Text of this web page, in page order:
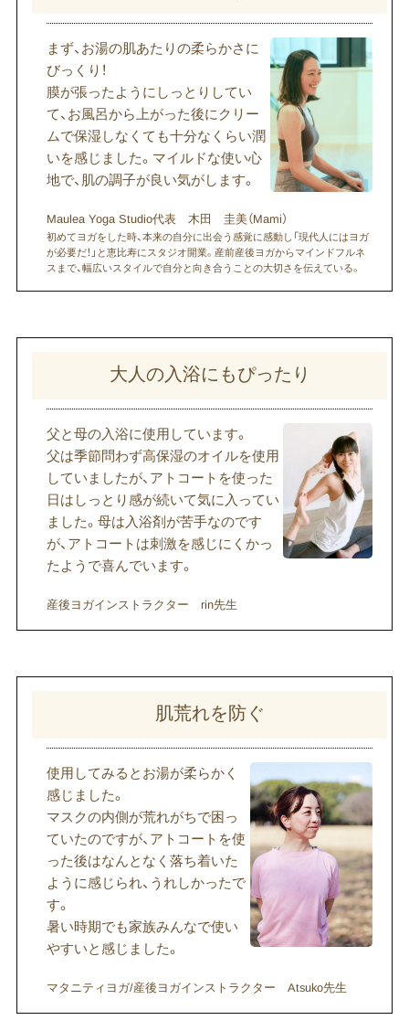
まず、お湯の肌あたりの柔らかさに
びっくり！
膜が張ったようにしっとりしてい
て、お風呂から上がった後にクリー
ムで保湿しなくても十分なくらい潤
いを感じました。マイルドな使い心
地で、肌の調子が良い気がします。
Maulea Yoga Studio代表 木田 圭美（Mami）
初めてヨガをした時、本来の自分に出会う感覚に感動し「現代人にはヨガ
が必要だ！」と恵比寿にスタジオ開業。産前産後ヨガからマインドフルネ
スまで、幅広いスタイルで自分と向き合うことの大切さを伝えている。
大人の​入浴にも​ぴったり
父と母の入浴に使用しています。
父は季節問わず高保湿のオイルを使用
していましたが、アトコートを使った
日はしっとり感が続いて気に入ってい
ました。母は入浴剤が苦手なのです
が、アトコートは刺激を感じにくかっ
たようで喜んでいます。
産後ヨガインストラクター rin先生
肌荒れを​防ぐ
使用してみるとお湯が柔らかく
感じました。
マスクの内側が荒れがちで困っ
ていたのですが、アトコートを使
った後はなんとなく落ち着いた
ように感じられ、うれしかったで
す。
暑い時期でも家族みんなで使い
やすいと感じました。
マタニティヨガ/産後ヨガインストラクター Atsuko先生